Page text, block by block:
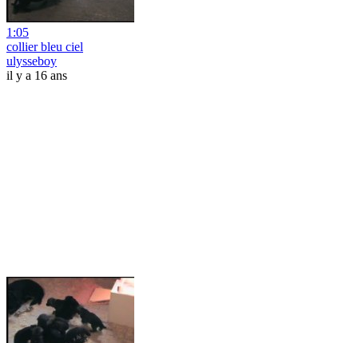
1:05
collier bleu ciel
ulysseboy
il y a 16 ans